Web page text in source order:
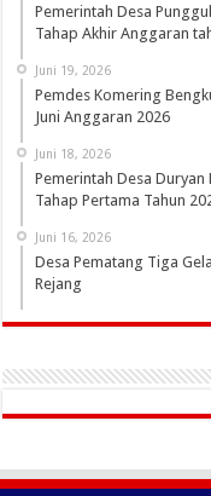
Pemerintah Desa
Tahap Akhir Anggaran
Juni 19, 2026
Pemdes Komering
Juni Anggaran 2026
Juni 18, 2026
Pemerintah Desa Duryan
Tahap Pertama Tahun
Juni 16, 2026
Desa Pematang Tiga
Rejang